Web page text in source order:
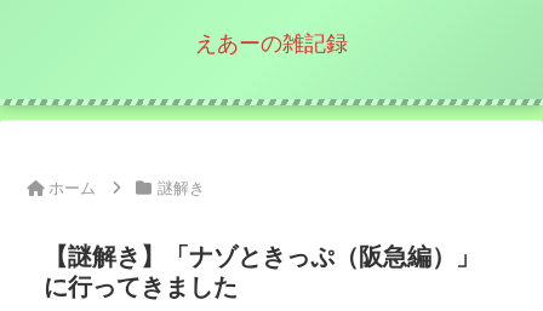
えあーの雑記録
ホーム 謎解き
【謎解き】「ナゾときっぷ（阪急編）」
に行ってきました